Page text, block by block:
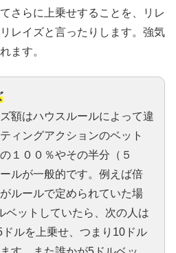
さらに上乗せすることを、リレ
レイズと言ったりします。強気
ます。
額はハウスルールによって違
ィングアクションのベット
１００％やその半分（５
ルが一般的です。例えば倍
ルールで定められていた場
ベットしていたら、次の人は
ルを上乗せ、つまり10ドル